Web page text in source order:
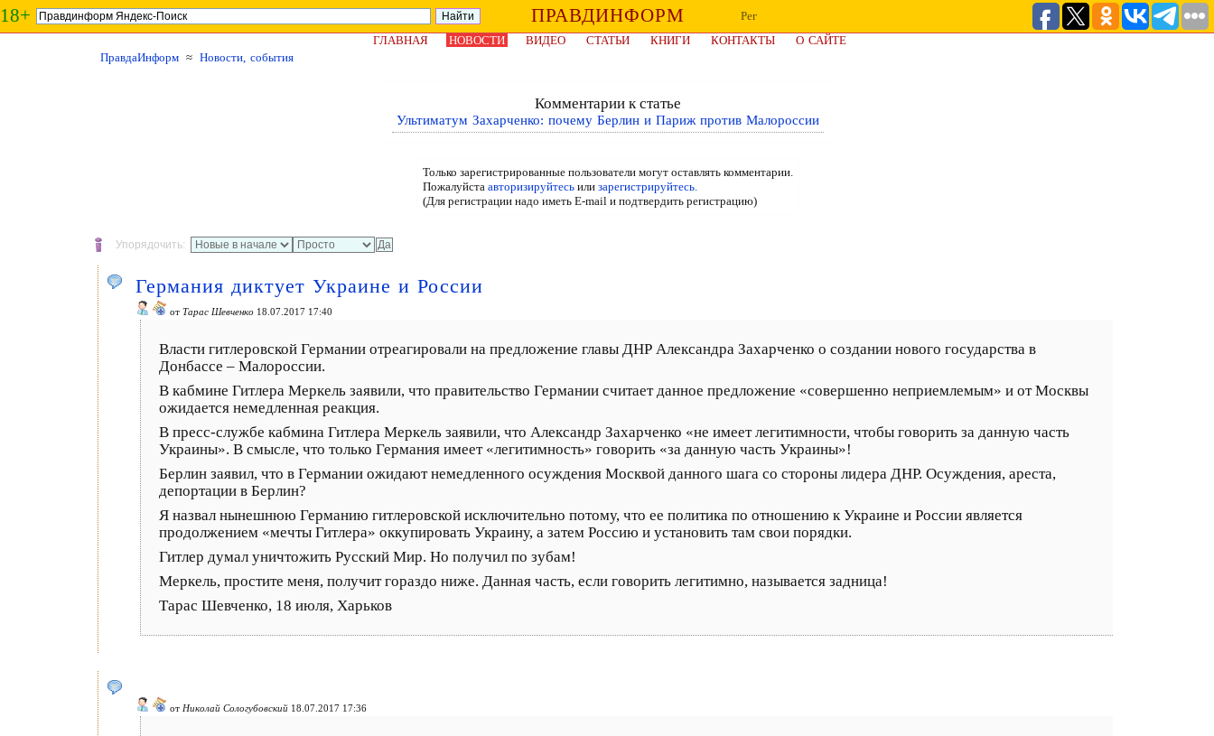
18+ ПРАВДИНФОРМ
Рег
ГЛАВНАЯ
НОВОСТИ ВИДЕО СТАТЬИ КНИГИ КОНТАКТЫ
О САЙТЕ
ПравдаИнформ ≈ Новости, события
Комментарии к статье
Ультиматум Захарченко: почему Берлин и Париж против Малороссии
Только зарегистрированные пользователи могут оставлять комментарии.
Пожалуйста авторизируйтесьили зарегистрируйтесь.
(Для регистрации надо иметь E-mail и подтвердить регистрацию)
Упорядочить:
Германия диктует Украине и России
от Тарас Шевченко 18.07.2017 17:40
Власти гитлеровской Германии отреагировали на предложение главы ДНР Александра Захарченко о создании нового государства в
Донбассе – Малороссии.
В кабмине Гитлера Меркель заявили, что правительство Германии считает данное предложение «совершенно неприемлемым» и от Москвы
ожидается немедленная реакция.
В пресс-службе кабмина Гитлера Меркель заявили, что Александр Захарченко «не имеет легитимности, чтобы говорить за данную часть
Украины». В смысле, что только Германия имеет «легитимность» говорить «за данную часть Украины»!
Берлин заявил, что в Германии ожидают немедленного осуждения Москвой данного шага со стороны лидера ДНР. Осуждения, ареста,
депортации в Берлин?
Я назвал нынешнюю Германию гитлеровской исключительно потому, что ее политика по отношению к Украине и России является
продолжением «мечты Гитлера» оккупировать Украину, а затем Россию и установить там свои порядки.
Гитлер думал уничтожить Русский Мир. Но получил по зубам!
Меркель, простите меня, получит гораздо ниже. Данная часть, если говорить легитимно, называется задница!
Тарас Шевченко, 18 июля, Харьков
от Николай Сологубовский 18.07.2017 17:36